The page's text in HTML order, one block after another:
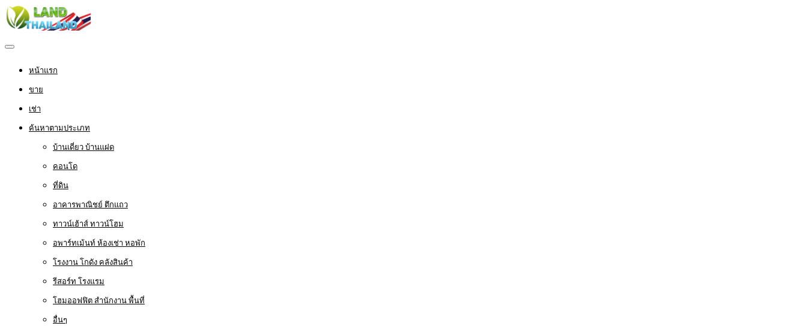
หน้าแรก
ขาย
เช่า
ค้นหาตามประเภท
บ้านเดี่ยว บ้านแฝด
คอนโด
ที่ดิน
อาคารพาณิชย์ ตึกแถว
ทาวน์เฮ้าส์ ทาวน์โฮม
อพาร์ทเม้นท์ ห้องเช่า หอพัก
โรงงาน โกดัง คลังสินค้า
รีสอร์ท โรงแรม
โฮมออฟฟิต สำนักงาน พื้นที่
อื่นๆ